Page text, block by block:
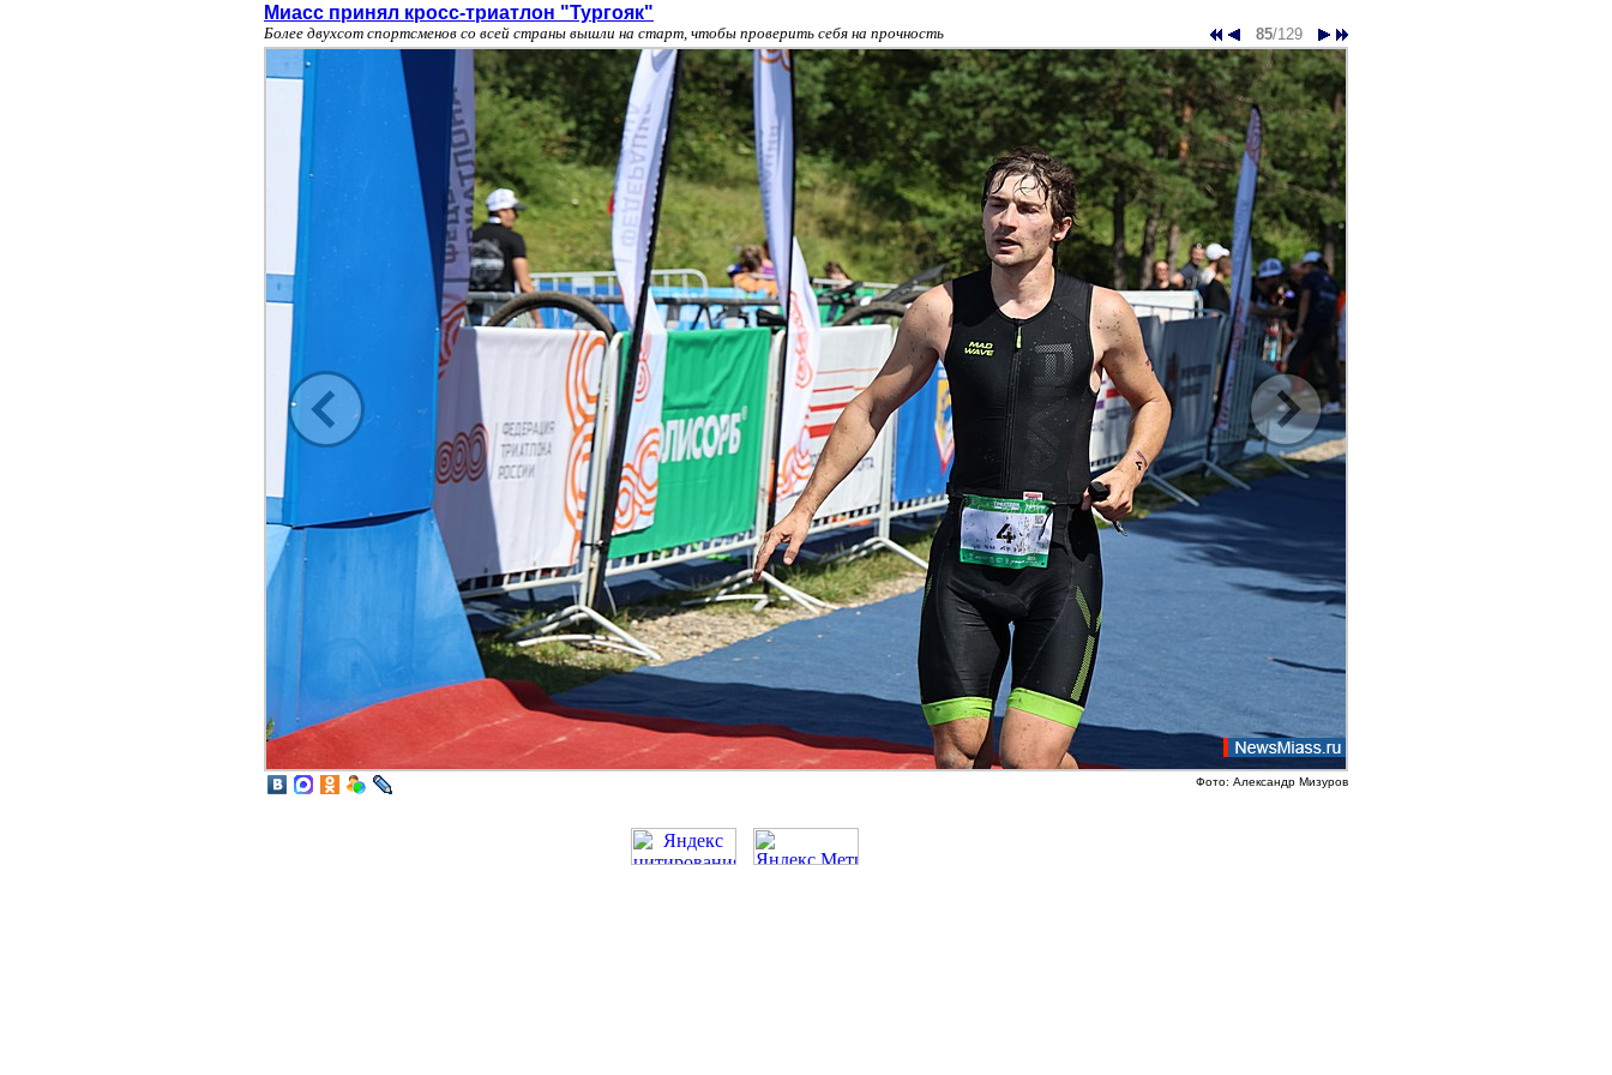
Миасс принял кросс-триатлон "Тургояк"
Более двухсот спортсменов со всей страны вышли на старт, чтобы проверить себя на прочность 85/129
Фото: Александр Мизуров